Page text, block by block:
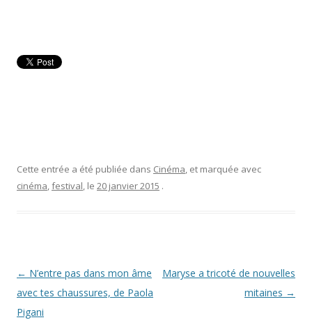
Cette entrée a été publiée dans Cinéma, et marquée avec
cinéma,festival, le 20 janvier 2015 .
Navigation
des
articles
← N’entre pas dans mon âme
avec tes chaussures, de Paola
Pigani
Maryse a tricoté de nouvelles
mitaines →